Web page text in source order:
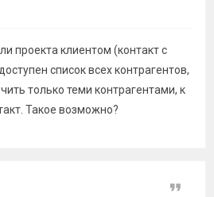
проекта клиентом (контакт с
список всех контрагентов,
только теми контрагентами, к
Такое возможно?
Цитата